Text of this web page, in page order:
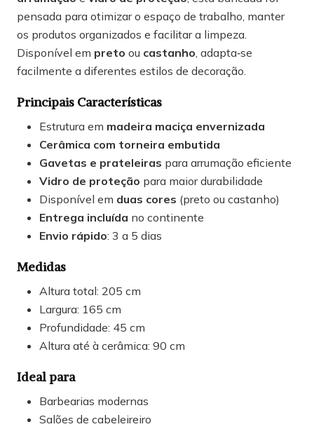
pensada para otimizar o espaço de trabalho, manter
os produtos organizados e facilitar a limpeza.
Disponível em preto ou castanho , adapta‑se
facilmente a diferentes estilos de decoração.
Principais Características
Estrutura em madeira maciça envernizada
Cerâmica com torneira embutida
Gavetas e prateleiras para arrumação eficiente
Vidro de proteção para maior durabilidade
Disponível em duas cores (preto ou castanho)
Entrega incluída no continente
Envio rápido: 3 a 5 dias
Medidas
Altura total: 205 cm
Largura: 165 cm
Profundidade: 45 cm
Altura até à cerâmica: 90 cm
Ideal para
Barbearias modernas
Salões de cabeleireiro